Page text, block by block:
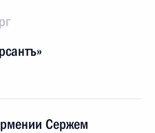
Сержем